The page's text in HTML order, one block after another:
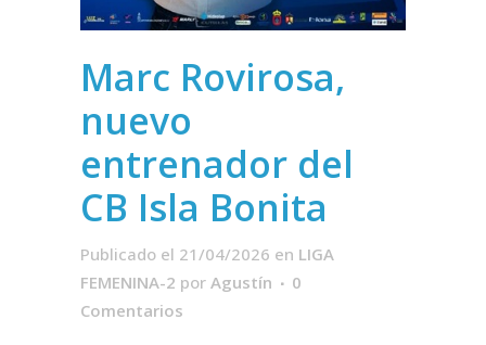
Marc Rovirosa,
nuevo
entrenador del
CB Isla Bonita
Publicado el 21/04/2026 en LIGA
FEMENINA-2 por Agustín
0
Comentarios